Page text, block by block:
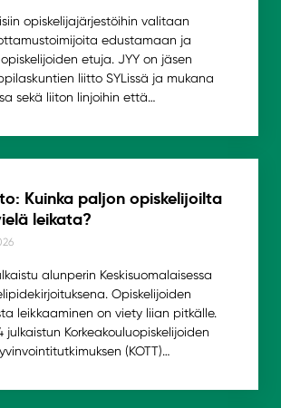
opiskelijajärjestöihin valitaan
edustamaan ja
etuja. JYY on jäsen
liitto SYLissä ja mukana
sekä liiton linjoihin että…
Kuinka paljon opiskelijoilta
leikata?
alunperin Keskisuomalaisessa
Opiskelijoiden
leikkaaminen on viety liian pitkälle.
julkaistun Korkeakouluopiskelijoiden
(KOTT)…